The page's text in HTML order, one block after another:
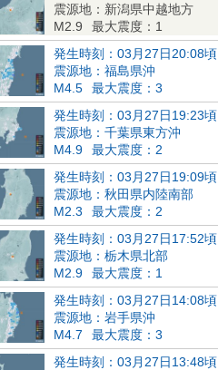
震源地：新潟県中越地方
M2.9
最大震度：1
発生時刻：03月27日20:08頃
震源地：福島県沖
M4.5
最大震度：3
発生時刻：03月27日19:23頃
震源地：千葉県東方沖
M4.9
最大震度：2
発生時刻：03月27日19:09頃
震源地：秋田県内陸南部
M2.3
最大震度：2
発生時刻：03月27日17:52頃
震源地：栃木県北部
M2.9
最大震度：1
発生時刻：03月27日14:08頃
震源地：岩手県沖
M4.7
最大震度：3
発生時刻：03月27日13:48頃